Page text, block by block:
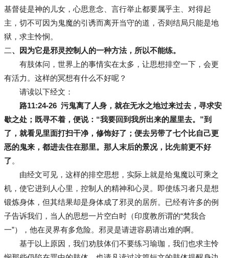
基督徒是神的儿女，心思意念、言行举止都要属乎主、对得起
主，切不可因为鬼魔的引诱而离开当守的道，否则结局只能是地
狱，求主怜悯。
二、因为它是邪灵控制人的一种方法，所以不能练。
有肢体问，世界上的事情实在太多，让思想排空一下，会更
有活力。这样的冥想有什么不好呢？
请读以下经文：
路11:24-26 污鬼离了人身，就在无水之地过来过去，寻求安
歇之处；既寻不着，便说：“我要回到我所出来的屋里去。”到
了，就看见里面打扫干净，修饰好了；便去另带了七个比自己更
恶的鬼来，都进去住在那里。那人末后的景况，比先前更不好
了。
由经文可见，这样的排空思想，实际上就是给鬼魔以可乘之
机，使它进到人心里，控制人的精神和心灵。即使练习者只是想
锻炼身体，但其结果却是身体成了邪灵的居所。已经有许多的例
子告诉我们，当人的思想一片空白时（印度教所谓的“梵我合
一”），他在灵界有多危险。邪灵是请进容易请出难的啊。
基于以上原因，我们劝肢体们不要练习瑜珈，我们也求主怜